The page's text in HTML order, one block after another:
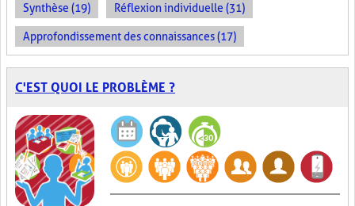
Synthèse (19) Réflexion individuelle (31)
Approfondissement des connaissances (17)
C'EST QUOI LE PROBLÈME ?